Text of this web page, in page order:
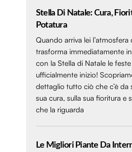
Stella Di Natale: Cura,
Potatura
Quando arriva lei l’atmosfera
trasforma immediatamente
con la Stella di Natale le
ufficialmente inizio!
dettaglio tutto ciò che c’è da
sua cura, sulla sua fioritura e
che la riguarda
Le Migliori Piante Da